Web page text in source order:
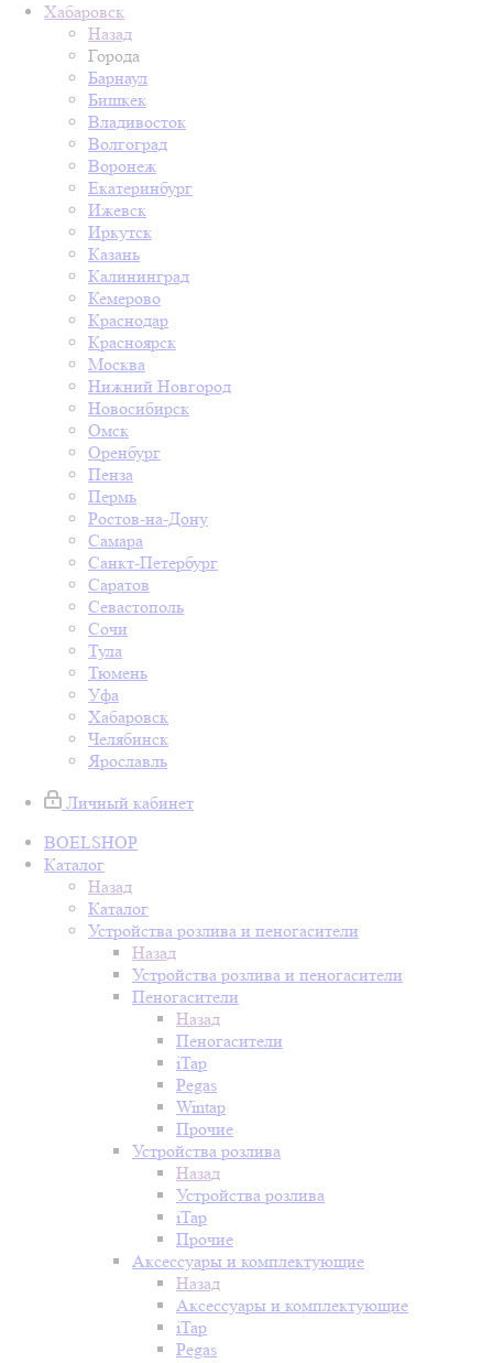
Хабаровск
Назад
Города
Барнаул
Бишкек
Владивосток
Волгоград
Воронеж
Екатеринбург
Ижевск
Иркутск
Казань
Калининград
Кемерово
Краснодар
Красноярск
Москва
Нижний Новгород
Новосибирск
Омск
Оренбург
Пенза
Пермь
Ростов-на-Дону
Самара
Санкт-Петербург
Саратов
Севастополь
Сочи
Тула
Тюмень
Уфа
Хабаровск
Челябинск
Ярославль
Личный кабинет
BOELSHOP
Каталог
Назад
Каталог
Устройства розлива и пеногасители
Назад
Устройства розлива и пеногасители
Пеногасители
Назад
Пеногасители
iTap
Pegas
Wintap
Прочие
Устройства розлива
Назад
Устройства розлива
iTap
Прочие
Аксессуары и комплектующие
Назад
Аксессуары и комплектующие
iTap
Pegas